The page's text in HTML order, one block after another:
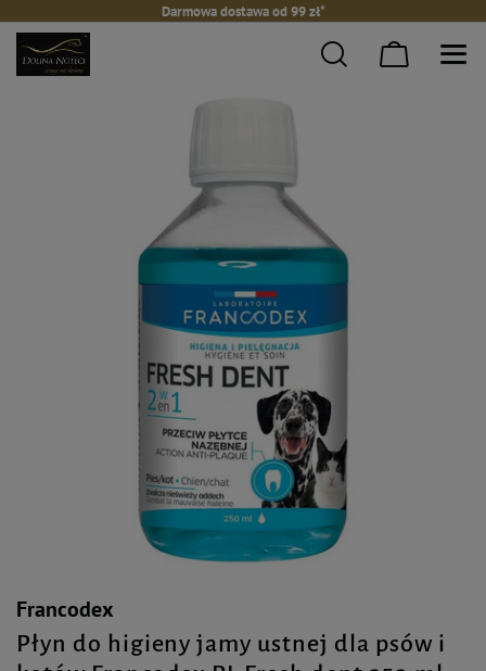
Darmowa dostawa od 99 zł*
Francodex
Płyn do higieny jamy ustnej dla psów i